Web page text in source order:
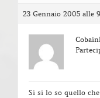
23 Gennaio 2005 alle
Si si lo so quello